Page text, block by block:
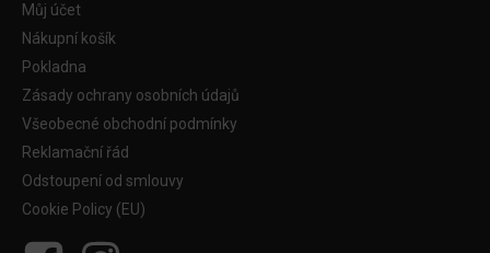
Můj účet
Nákupní košík
Pokladna
Zásady ochrany osobních údajů
Všeobecné obchodní podmínky
Reklamační řád
Odstoupení od smlouvy
Cookie Policy (EU)